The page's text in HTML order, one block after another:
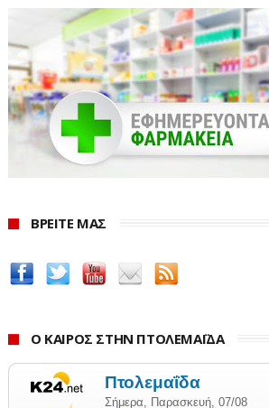
του Λουκασένκο αμφισβητούν τα
προειδοποιώντας ότι οι αρχές
τους αριθμούς καθώς η χώρα
προεδρικές εκλογές αργότερα αυτό το
Ο Λουκασένκο έχει κάνει τις δικές
την καταπολέμηση του ιού,
Λευκορώσους να πίνουν βότκα για
σάουνα για να καταπολεμήσουν
συμπεριλαμβανομένου του νέου ιού,
στους +60 °C, όπως με ενημέρωσαν οι
ο Λουκασένκο, προσθέτοντας πως
δεν έχετε αντισηπτικό μπορεί να πιεί
ΒΡΕΙΤΕ ΜΑΣ
Ο ΚΑΙΡΟΣ ΣΤΗΝ ΠΤΟΛΕΜΑΪΔΑ